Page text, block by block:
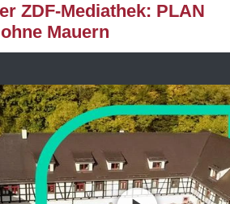
ZDF-Mediathek: PLAN
Mauern